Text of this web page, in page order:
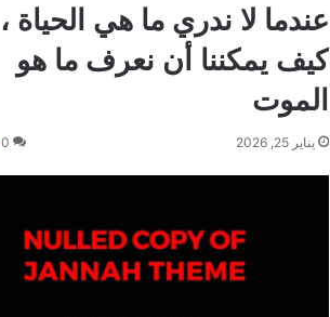
عندما لا ندري ما هي الحياة ،
كيف يمكننا أن نعرف ما هو
الموت
يناير 25, 2026 0